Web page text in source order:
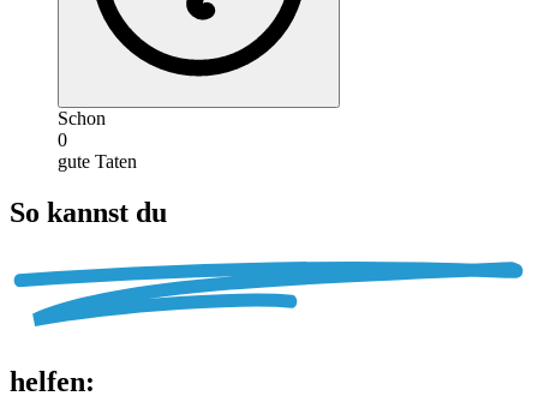
Schon
0
gute Taten
So kannst du
helfen: